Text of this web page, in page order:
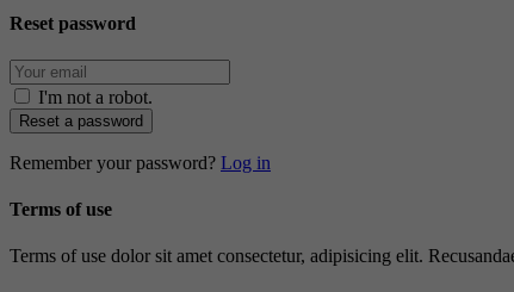
Reset password
I'm not a robot.
Reset a password
Remember your password? Log in
Terms of use
Terms of use dolor sit amet consectetur, adipisicing elit.